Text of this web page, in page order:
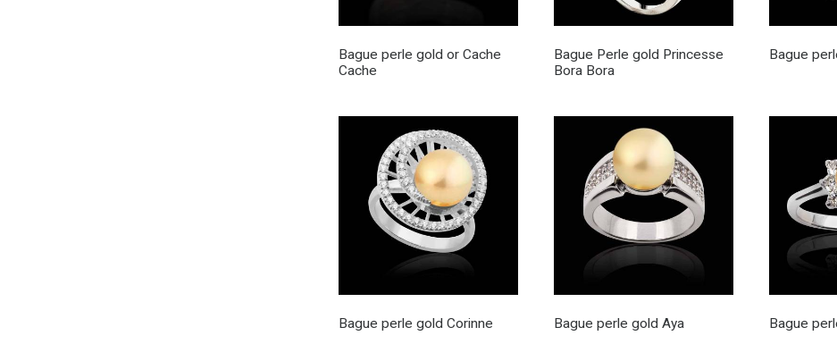
Bague perle gold or Cache
Cache
Bague Perle gold Princesse
Bora Bora
Bague
Bague perle gold Corinne Bague perle gold Aya Bague